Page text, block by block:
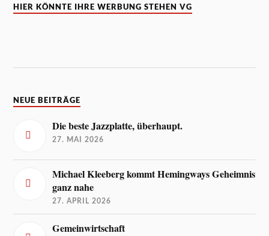
HIER KÖNNTE IHRE WERBUNG STEHEN VG
NEUE BEITRÄGE
Die beste Jazzplatte, überhaupt.
27. MAI 2026
Michael Kleeberg kommt Hemingways Geheimnis
ganz nahe
27. APRIL 2026
Gemeinwirtschaft